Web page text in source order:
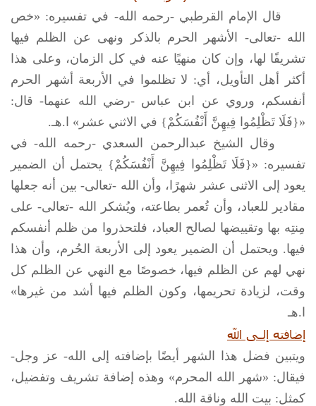
قال الإمام القرطبي -رحمه الله- في تفسيره: «خص
الله -تعالى- الأشهر الحرم بالذكر ونهى عن الظلم فيها
تشريفًا لها، وإن كان منهيًا عنه في كل الزمان، وعلى هذا
أكثر أهل التأويل، أي: لا تظلموا في الأربعة أشهر الحرم
أنفسكم، وروي عن ابن عباس -رضي الله عنهما- قال:
«{فَلَا تَظْلِمُوا فِيهِنَّ أَنْفُسَكُمْ} في الاثني عشر» ا.هـ.
وقال الشيخ عبدالرحمن السعدي -رحمه الله- في
تفسيره: «{فَلَا تَظْلِمُوا فِيهِنَّ أَنْفُسَكُمْ} يحتمل أن الضمير
يعود إلى الاثنى عشر شهرًا، وأن الله -تعالى- بين أنه جعلها
مقادير للعباد، وأن تُعمر بطاعته، ويُشكر الله -تعالى- على
مِنتِه بها وتقييضها لصالح العباد، فلتحذروا من ظلم أنفسكم
فيها. ويحتمل أن الضمير يعود إلى الأربعة الحُرم، وأن هذا
نهي لهم عن الظلم فيها، خصوصًا مع النهي عن الظلم كل
وقت، لزيادة تحريمها، وكون الظلم فيها أشد من غيرها»
ا.هـ
إضافته إلـى الله
ويتبين فضل هذا الشهر أيضًا بإضافته إلى الله- عز وجل-
فيقال: «شهر الله المحرم» وهذه إضافة تشريف وتفضيل،
كمثل: بيت الله وناقة الله.